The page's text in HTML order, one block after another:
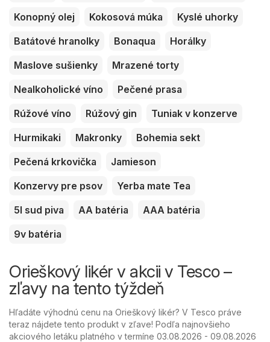
Konopný olej
Kokosová múka
Kyslé uhorky
Batátové hranolky
Bonaqua
Horálky
Maslove sušienky
Mrazené torty
Nealkoholické víno
Pečené prasa
Rúžové víno
Rúžový gin
Tuniak v konzerve
Hurmikaki
Makronky
Bohemia sekt
Pečená krkovička
Jamieson
Konzervy pre psov
Yerba mate Tea
5l sud piva
AA batéria
AAA batéria
9v batéria
Orieškový likér v akcii v Tesco –
zľavy na tento týždeň
Hľadáte výhodnú cenu na Orieškový likér? V Tesco práve
teraz nájdete tento produkt v zľave! Podľa najnovšieho
akciového letáku platného v termíne 03.08.2026 - 09.08.2026